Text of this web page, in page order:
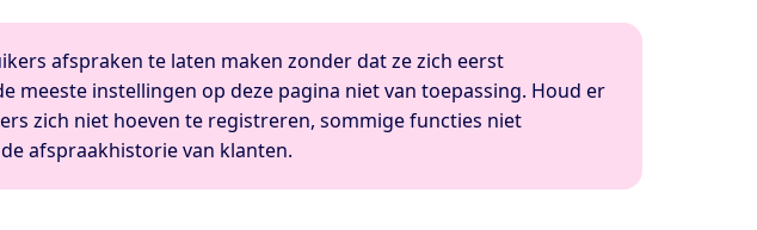
afspraken te laten maken zonder dat ze zich eerst
meeste instellingen op deze pagina niet van toepassing. Houd er
zich niet hoeven te registreren, sommige functies niet
afspraakhistorie van klanten.